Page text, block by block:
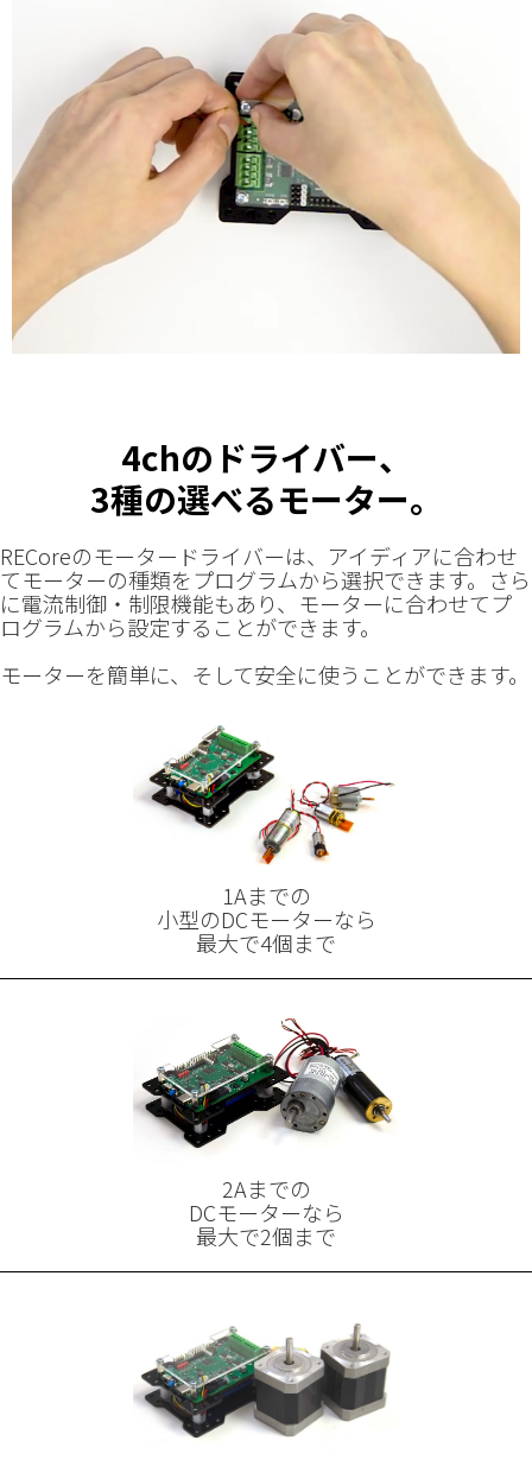
4chのドライバー、
3種の選べるモーター。
RECoreのモータードライバーは、アイディアに合わせ
てモーターの種類をプログラムから選択できます。さら
に電流制御・制限機能もあり、モーターに合わせてプ
ログラムから設定することができます。
モーターを簡単に、そして安全に使うことができます。
1Aまでの
小型のDCモーターなら
最大で4個まで
2Aまでの
DCモーターなら
最大で2個まで